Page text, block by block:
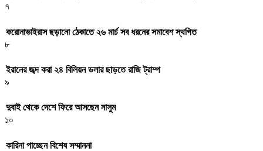
৭
করোনাভাইরাস ছড়ানো ঠেকাতে ২৬ মার্চ সব ধরনের সমাবেশ স্থগিত
৮
ইরানের জব্দ করা ২৪ বিলিয়ন ডলার ছাড়তে রাজি ট্রাম্প
৯
দুবাই থেকে দেশে ফিরে আসছেন নাসুম
১০
কারিনা পাচ্ছেন বিশেষ সম্মাননা